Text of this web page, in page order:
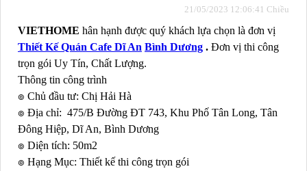
21/05/2023 12:06:41 Chiều
VIETHOME hân hạnh được quý khách lựa chọn là đơn vị
Thiết Kế Quán Cafe Dĩ An Bình Dương . Đơn vị thi công
trọn gói Uy Tín, Chất Lượng.
Thông tin công trình
๏ Chủ đầu tư: Chị Hải Hà
๏ Địa chỉ: 475/B Đường ĐT 743, Khu Phố Tân Long, Tân
Đông Hiệp, Dĩ An, Bình Dương
๏ Diện tích: 50m2
๏ Hạng Mục: Thiết kế thi công trọn gói